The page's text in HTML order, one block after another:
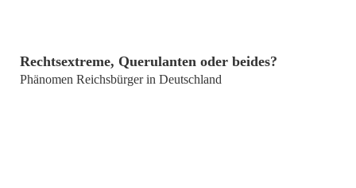
Rechtsextreme, Querulanten oder beides?
Phänomen Reichsbürger in Deutschland